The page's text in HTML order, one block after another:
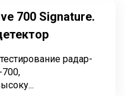
700 Signature.
радар-
700,